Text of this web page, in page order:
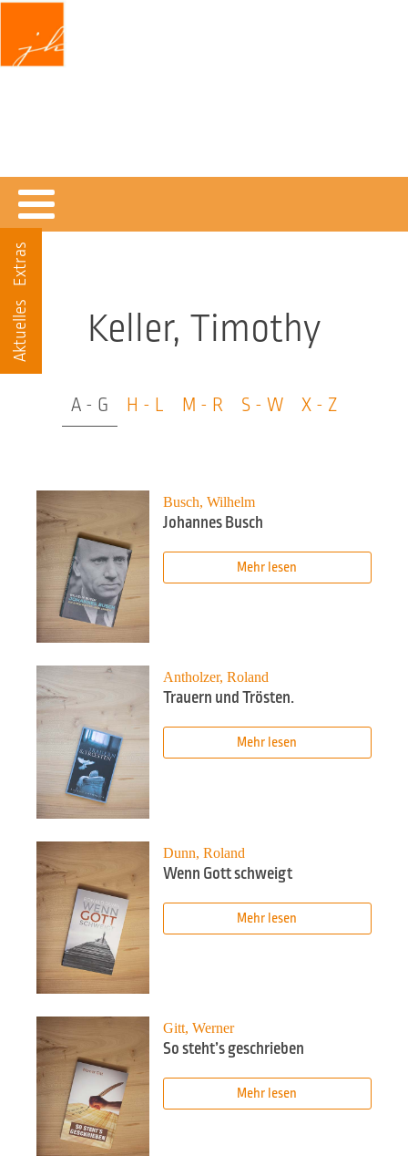
Aktuelles
Extras
Keller, Timothy
A - G H - L M - R S - W X - Z
Busch, Wilhelm
Johannes Busch
Mehr lesen
Antholzer, Roland
Trauern und Trösten.
Mehr lesen
Dunn, Roland
Wenn Gott schweigt
Mehr lesen
Gitt, Werner
So steht’s geschrieben
Mehr lesen